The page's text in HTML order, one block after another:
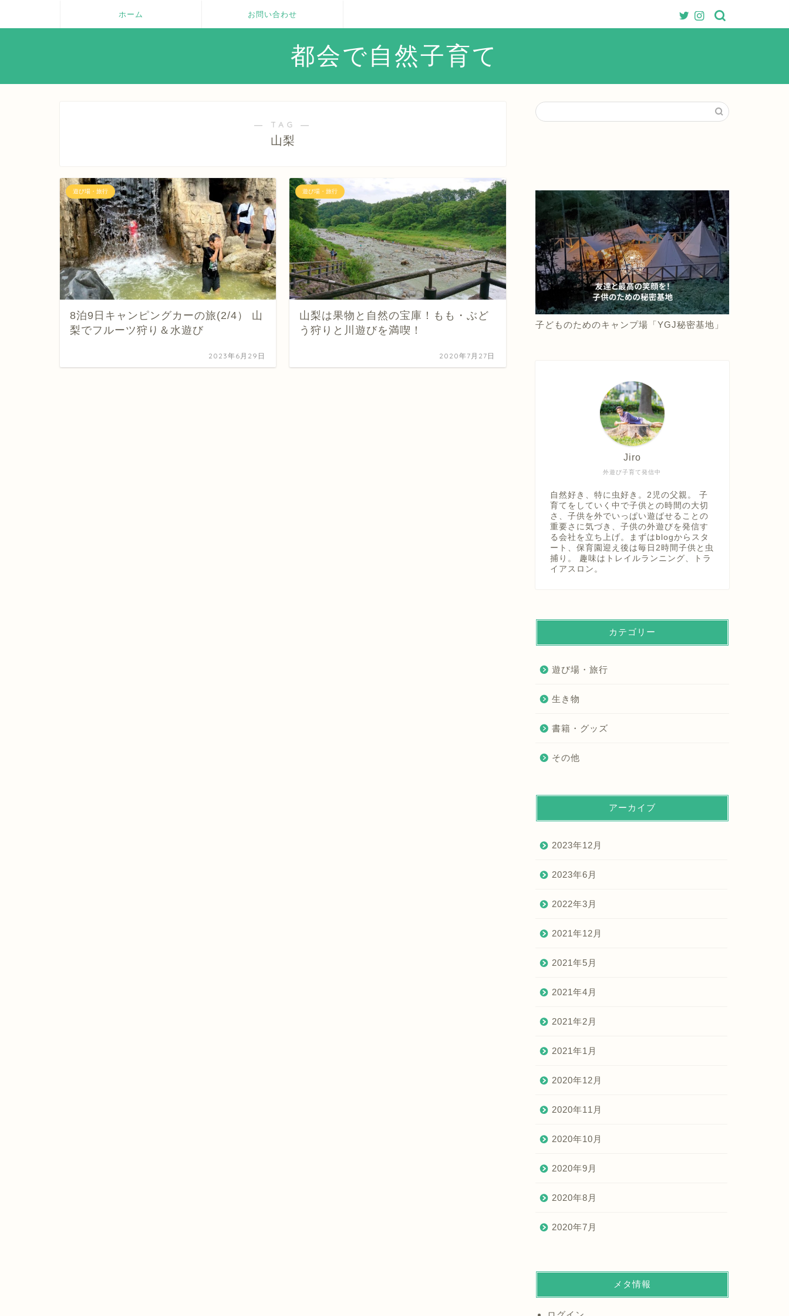
ホーム お問い合わせ
都会で自然子育て
― TAG ―
山梨
遊び場・旅行
8泊9日キャンピングカーの旅(2/4） 山
梨でフルーツ狩り＆水遊び
2023年6月29日
遊び場・旅行
山梨は果物と自然の宝庫！もも・ぶど
う狩りと川遊びを満喫！
2020年7月27日
子どものためのキャンプ場「YGJ秘密基地」
外遊び子育て発信中
Jiro
自然好き、特に虫好き。2児の父親。 子
育てをしていく中で子供との時間の大切
さ、子供を外でいっぱい遊ばせることの
重要さに気づき、子供の外遊びを発信す
る会社を立ち上げ。まずはblogからスタ
ート、保育園迎え後は毎日2時間子供と虫
捕り。 趣味はトレイルランニング、トラ
イアスロン。
カテゴリー
遊び場・旅行
生き物
書籍・グッズ
その他
アーカイブ
2023年12月
2023年6月
2022年3月
2021年12月
2021年5月
2021年4月
2021年2月
2021年1月
2020年12月
2020年11月
2020年10月
2020年9月
2020年8月
2020年7月
メタ情報